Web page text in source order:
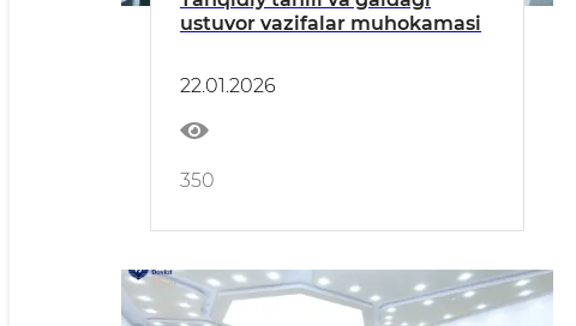
ustuvor vazifalar muhokamasi
22.01.2026
350